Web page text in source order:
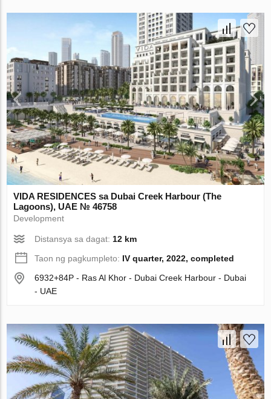
VIDA RESIDENCES sa Dubai Creek Harbour (The
Lagoons), UAE № 46758
Development
Distansya sa dagat: 12 km
Taon ng pagkumpleto: IV quarter, 2022, completed
6932+84P - Ras Al Khor - Dubai Creek Harbour - Dubai
- UAE